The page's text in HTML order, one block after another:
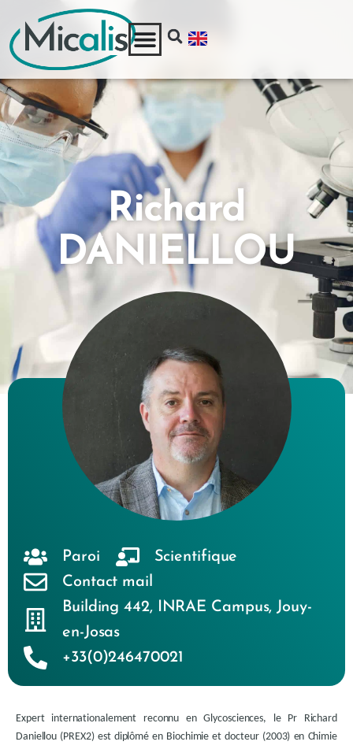
Richard
DANIELLOU
Expert internationalement reconnu en Glycosciences, le Pr Richard
Daniellou (PREX2) est diplômé en Biochimie et docteur (2003) en Chimie
Paroi
Scientifique
Contact mail
Building 442, INRAE Campus,Jouy-
en-Josas
+33(0)246470021